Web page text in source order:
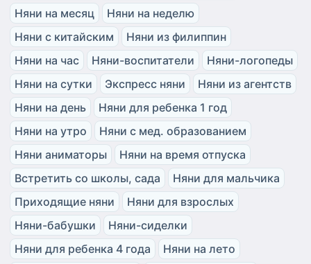
Няни на месяц
Няни на неделю
Няни с китайским
Няни из филиппин
Няни на час
Няни-воспитатели
Няни-логопеды
Няни на сутки
Экспресс няни
Няни из агентств
Няни на день
Няни для ребенка 1 год
Няни на утро
Няни с мед. образованием
Няни аниматоры
Няни на время отпуска
Встретить со школы, сада
Няни для мальчика
Приходящие няни
Няни для взрослых
Няни-бабушки
Няни-сиделки
Няни для ребенка 4 года
Няни на лето